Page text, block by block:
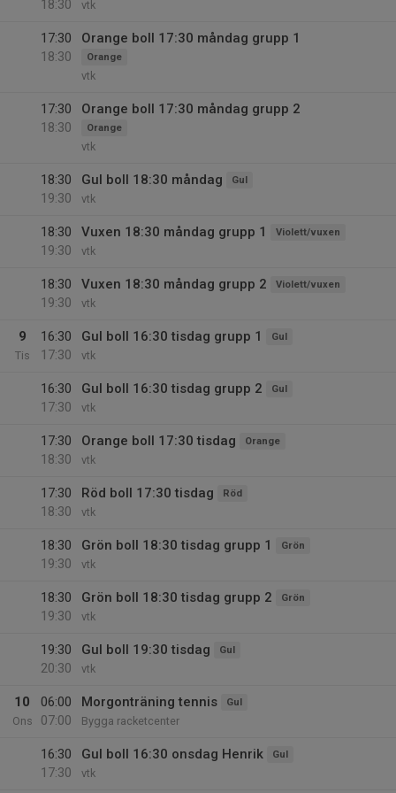
18:30 vtk
17:30
18:30
Orange boll 17:30 måndag grupp 1
Orange
vtk
17:30
18:30
Orange boll 17:30 måndag grupp 2
Orange
vtk
18:30
19:30
Gul boll 18:30 måndag Gul
vtk
18:30
19:30
Vuxen 18:30 måndag grupp 1 Violett/vuxen
vtk
18:30
19:30
Vuxen 18:30 måndag grupp 2 Violett/vuxen
vtk
9
Tis
16:30
17:30
Gul boll 16:30 tisdag grupp 1 Gul
vtk
16:30
17:30
Gul boll 16:30 tisdag grupp 2 Gul
vtk
17:30
18:30
Orange boll 17:30 tisdag Orange
vtk
17:30
18:30
Röd boll 17:30 tisdag Röd
vtk
18:30
19:30
Grön boll 18:30 tisdag grupp 1 Grön
vtk
18:30
19:30
Grön boll 18:30 tisdag grupp 2 Grön
vtk
19:30
20:30
Gul boll 19:30 tisdag Gul
vtk
10
Ons
06:00
07:00
Morgonträning tennis Gul
Bygga racketcenter
16:30
17:30
Gul boll 16:30 onsdag Henrik Gul
vtk